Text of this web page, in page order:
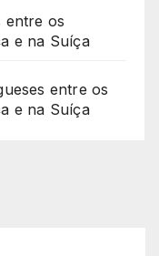
entre os
e na Suíça
entre os
e na Suíça